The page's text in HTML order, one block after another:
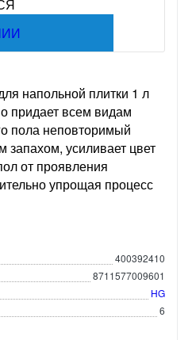
напольной плитки 1 л
придает всем видам
пола неповторимый
запахом, усиливает цвет
от проявления
упрощая процесс
400392410
8711577009601
HG
6